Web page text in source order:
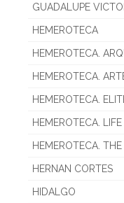
GUADALUPE
HEMEROTECA
HEMEROTECA.
HEMEROTECA.
HEMEROTECA.
HEMEROTECA. LIFE
HEMEROTECA.
HERNAN CORTES
HIDALGO